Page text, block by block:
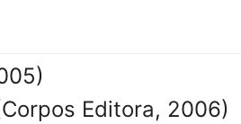
Editora, 2006)